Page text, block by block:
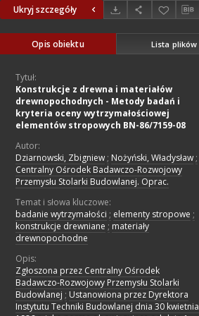
Ukryj szczegóły
Opis obiektu Lista plików
Tytuł:
Konstrukcje z drewna i materiałów
drewnopochodnych - Metody badań i
kryteria oceny wytrzymałościowej
elementów stropowych BN-86/7159-08
Autor:
Dziarnowski, Zbigniew ; Nożyński, Władysław ;
Centralny Ośrodek Badawczo-Rozwojowy
Przemysłu Stolarki Budowlanej. Oprac.
Temat i słowa kluczowe:
badanie wytrzymałości ; elementy stropowe ;
konstrukcje drewniane ; materiały
drewnopochodne
Opis:
Zgłoszona przez Centralny Ośrodek
Badawczo-Rozwojowy Przemysłu Stolarki
Budowlanej ; Ustanowiona przez Dyrektora
Instytutu Techniki Budowlanej dnia 30 kwietnia